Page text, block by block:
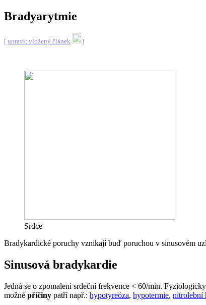
Bradyarytmie
[ upravit vložený článek ]
Srdce
Bradykardické poruchy vznikají buď poruchou v sinusovém
Sinusová bradykardie
Jedná se o zpomalení srdeční frekvence < 60/min.
možné příčiny patří např.: hypotyreóza, hypotermie, nitrolební